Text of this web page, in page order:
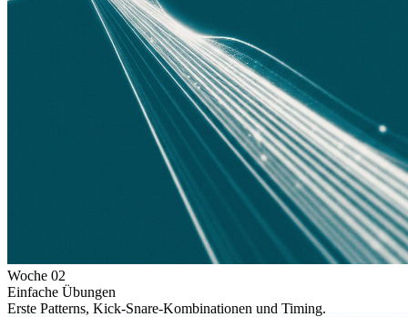
Woche 02
Einfache Übungen
Erste Patterns, Kick-Snare-Kombinationen und Timing.